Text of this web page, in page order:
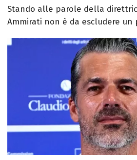
Stando alle parole della
Ammirati non è da escludere un